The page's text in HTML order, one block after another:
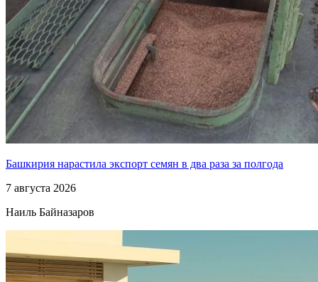
Башкирия нарастила экспорт семян в два раза за полгода
7 августа 2026
Наиль Байназаров